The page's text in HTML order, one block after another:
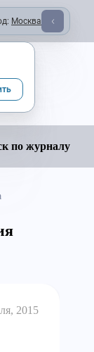
Москва
по журналу
2015